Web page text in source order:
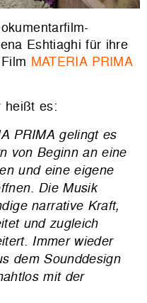
Eshtiaghi für ihre
MATERIA PRIMA
heißt es:
PRIMA gelingt es
von Beginn an eine
und eine eigene
Die Musik
narrative Kraft,
und zugleich
Immer wieder
dem Sounddesign
mit der